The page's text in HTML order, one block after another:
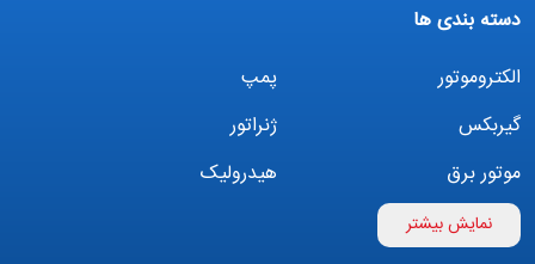
دسته بندی ها
الکتروموتور
پمپ
گیربکس
ژنراتور
موتور برق
هیدرولیک
اینورترنمایش بیشتر